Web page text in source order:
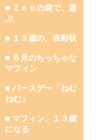
■ Ｚｏｏの袋で、遊
ぶ
■ １３歳の、表彰状
■ ６月のちっちゃな
マフィン
■ バースデー「ねむ
ねむ」
■ マフィン、１３歳
になる